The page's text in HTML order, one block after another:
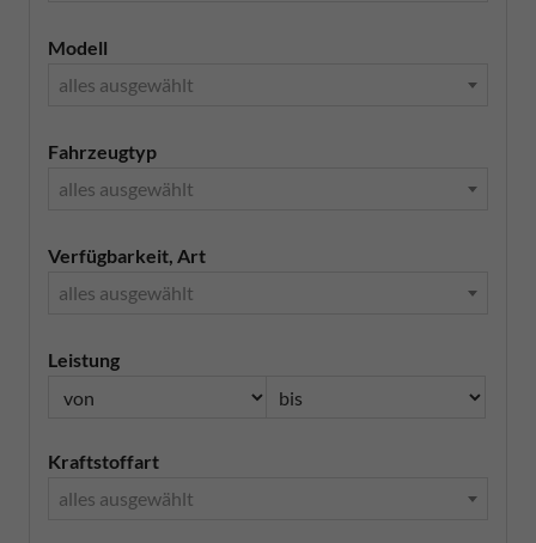
Modell
alles ausgewählt
Fahrzeugtyp
alles ausgewählt
Verfügbarkeit, Art
alles ausgewählt
Leistung
Kraftstoffart
alles ausgewählt